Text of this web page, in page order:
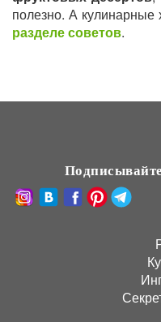
полезно. А кулинарные
разделе советов.